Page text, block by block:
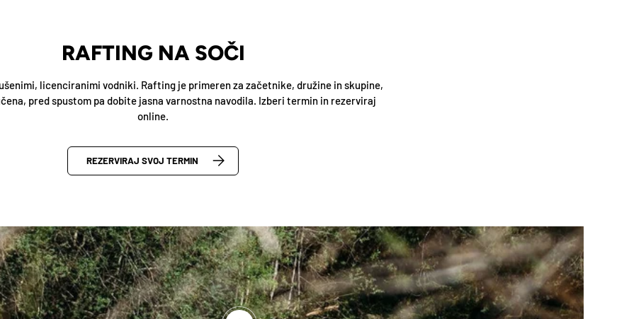
RAFTING NA SOČI
licenciranimi vodniki. Rafting je primeren za začetnike, družine in skupine,
pred spustom pa dobite jasna varnostna navodila. Izberi termin in rezerviraj
online.
REZERVIRAJ SVOJ TERMIN